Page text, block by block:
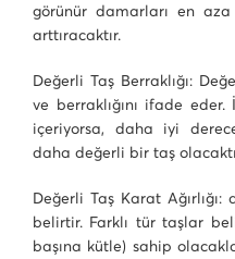
görünür damarları en
arttıracaktır.
Değerli Taş Berraklığı:
ve berraklığını ifade
içeriyorsa, daha iyi
daha değerli bir taş
Değerli Taş Karat
belirtir. Farklı tür taşlar
başına kütle) sahip